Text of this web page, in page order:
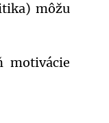
môžu
motivácie